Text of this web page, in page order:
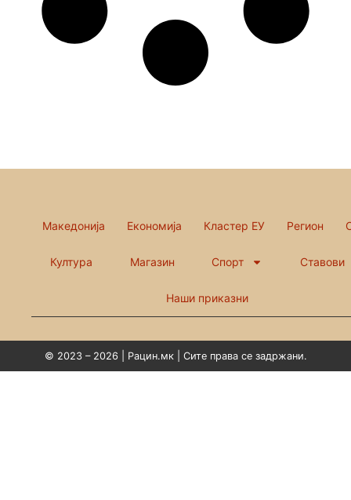
Македонија Економија Кластер ЕУ Регион
Култура Магазин Спорт Ставови
Наши приказни
© 2023 – 2026 | Рацин.мк | Сите права се задржани.